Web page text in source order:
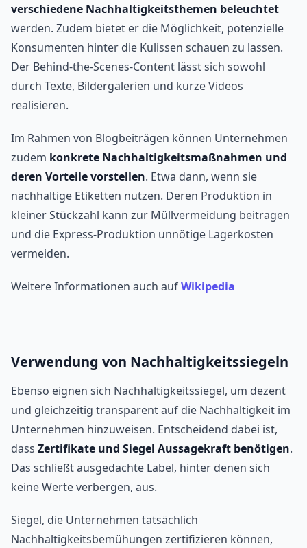
verschiedene Nachhaltigkeitsthemen beleuchtet
werden. Zudem bietet er die Möglichkeit, potenzielle
Konsumenten hinter die Kulissen schauen zu lassen.
Der Behind-the-Scenes-Content lässt sich sowohl
durch Texte, Bildergalerien und kurze Videos
realisieren.
Im Rahmen von Blogbeiträgen können Unternehmen
zudem konkrete Nachhaltigkeitsmaßnahmen und
deren Vorteile vorstellen. Etwa dann, wenn sie
nachhaltige Etiketten nutzen. Deren Produktion in
kleiner Stückzahl kann zur Müllvermeidung beitragen
und die Express-Produktion unnötige Lagerkosten
vermeiden.
Weitere Informationen auch aufWikipedia
Verwendung von Nachhaltigkeitssiegeln
Ebenso eignen sich Nachhaltigkeitssiegel, um dezent
und gleichzeitig transparent auf die Nachhaltigkeit im
Unternehmen hinzuweisen. Entscheidend dabei ist,
dass Zertifikate und Siegel Aussagekraft benötigen.
Das schließt ausgedachte Label, hinter denen sich
keine Werte verbergen, aus.
Siegel, die Unternehmen tatsächlich
Nachhaltigkeitsbemühungen zertifizieren können,